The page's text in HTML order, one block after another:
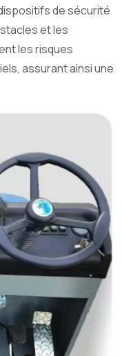
de sécurité
et les
les risques
assurant ainsi une